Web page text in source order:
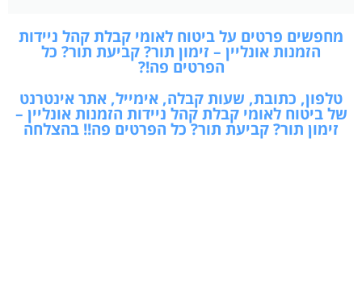
מחפשים פרטים על ביטוח לאומי קבלת קהל ניידות
הזמנות אונליין – זימון תור? קביעת תור? כל
הפרטים פה!?
טלפון, כתובת, שעות קבלה, אימייל, אתר אינטרנט
של ביטוח לאומי קבלת קהל ניידות הזמנות אונליין –
זימון תור? קביעת תור? כל הפרטים פה!! בהצלחה